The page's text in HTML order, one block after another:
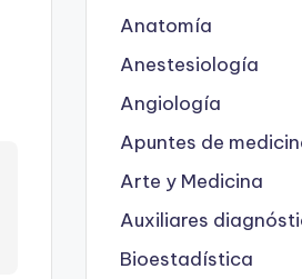
Anatomía
Anestesiología
Angiología
Apuntes de
Arte y Medicina
Auxiliares
Bioestadística